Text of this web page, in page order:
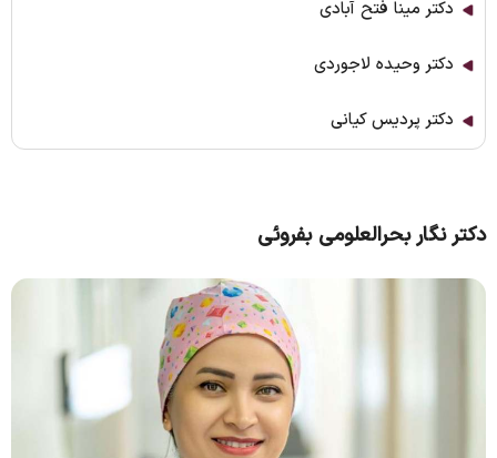
دکتر مینا فتح آبادی
دکتر وحیده لاجوردی
دکتر پردیس کیانی
دکتر نگار بحرالعلومی بفروئی